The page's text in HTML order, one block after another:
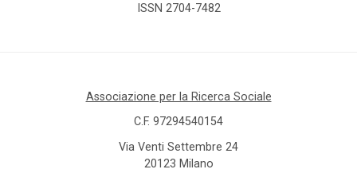
ISSN 2704-7482
Associazione per la Ricerca Sociale
C.F. 97294540154
Via Venti Settembre 24
20123 Milano